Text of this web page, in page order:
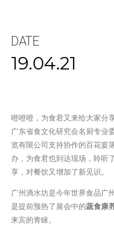
DATE
19.04.21
噔噔噔，为食君又来给大家分
广东省食文化研究会名厨专业
览有限公司支持协作的百花宴
办，为食君也到达现场，聆听
享，对餐饮又增加了新见识。
广州滴水坊是今年世界食品广
是提前预热了展会中的蔬食康
来宾的青睐。